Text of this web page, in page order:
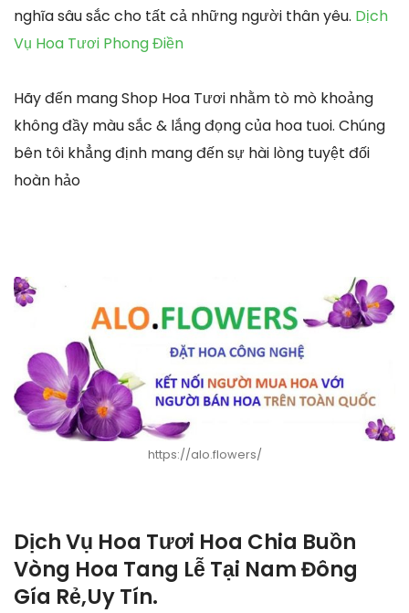
nghĩa sâu sắc cho tất cả những người thân yêu. Dịch
Vụ Hoa Tươi Phong Điền
Hãy đến mang Shop Hoa Tươi nhằm tò mò khoảng
không đầy màu sắc & lắng đọng của hoa tuoi. Chúng
bên tôi khẳng định mang đến sự hài lòng tuyệt đối
hoàn hảo
https://alo.flowers/
Dịch Vụ Hoa Tươi Hoa Chia Buồn
Vòng Hoa Tang Lễ Tại Nam Đông
Gía Rẻ,Uy Tín.